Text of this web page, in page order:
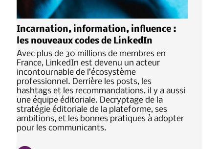
Incarnation, information, influence :
les nouveaux codes de LinkedIn
Avec plus de 30 millions de membres en
France, LinkedIn est devenu un acteur
incontournable de l’écosystème
professionnel. Derrière les posts, les
hashtags et les recommandations, il y a aussi
une équipe éditoriale. Decryptage de la
stratégie éditoriale de la plateforme, ses
ambitions, et les bonnes pratiques à adopter
pour les communicants.